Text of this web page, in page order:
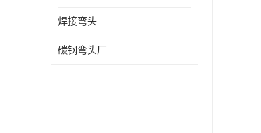
焊接弯头
碳钢弯头厂